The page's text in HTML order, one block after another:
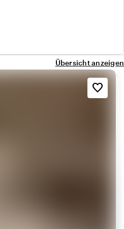
Übersicht anzeigen
favorite_border